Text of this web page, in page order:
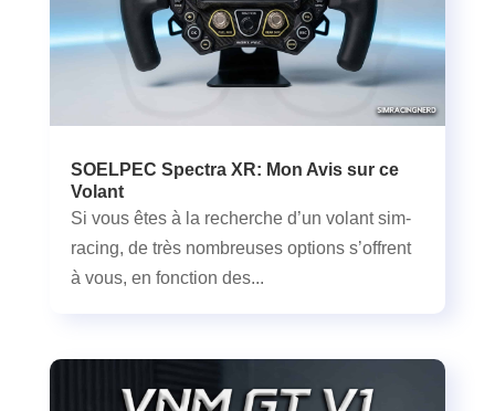
SOELPEC Spectra XR: Mon Avis sur ce
Volant
Si vous êtes à la recherche d’un volant sim-
racing, de très nombreuses options s’offrent
à vous, en fonction des...